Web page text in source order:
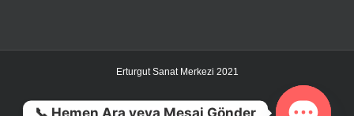
Erturgut Sanat Merkezi 2021
📞 Hemen Ara veya Mesaj Gönder